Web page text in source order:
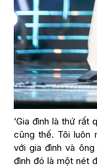
‘Gia đình là thứ rất
cũng thế. Tôi luôn
với gia đình và
đình đó là một nét